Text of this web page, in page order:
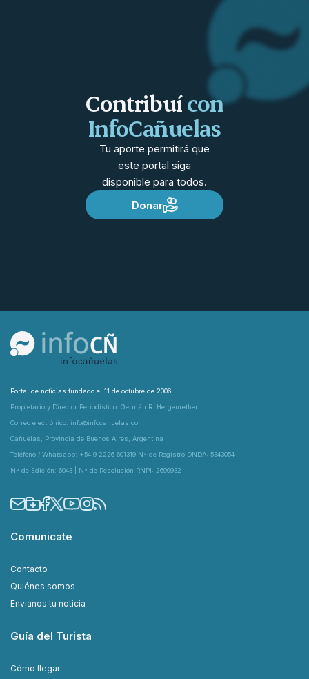
Contribuícon
InfoCañuelas
Tu aporte permitirá que
este portal siga
disponible para todos.
Donar
Portal de noticias fundado el 11 de octubre de 2006
Propietario y Director Periodístico: Germán R. Hergenrether
Correo electrónico: info@infocanuelas.com
Cañuelas, Provincia de Buenos Aires, Argentina
Teléfono / Whatsapp: +54 9 2226 601319 N° de Registro DNDA: 5343054
N° de Edición: 6043 | N° de Resolución RNPI: 2699932
Comunicate
Contacto
Quiénes somos
Envianos tu noticia
Guía del Turista
Cómo llegar